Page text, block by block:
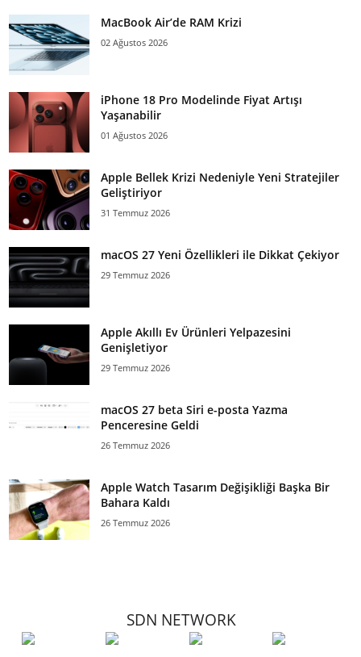
MacBook Air’de RAM Krizi
02 Ağustos 2026
iPhone 18 Pro Modelinde Fiyat Artışı
Yaşanabilir
01 Ağustos 2026
Apple Bellek Krizi Nedeniyle Yeni Stratejiler
Geliştiriyor
31 Temmuz 2026
macOS 27 Yeni Özellikleri ile Dikkat Çekiyor
29 Temmuz 2026
Apple Akıllı Ev Ürünleri Yelpazesini
Genişletiyor
29 Temmuz 2026
macOS 27 beta Siri e-posta Yazma
Penceresine Geldi
26 Temmuz 2026
Apple Watch Tasarım Değişikliği Başka Bir
Bahara Kaldı
26 Temmuz 2026
SDN NETWORK